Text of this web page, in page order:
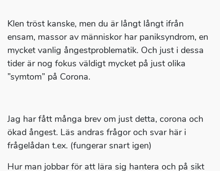
Klen tröst kanske, men du är långt långt ifrån
ensam, massor av människor har paniksyndrom, en
mycket vanlig ångestproblematik. Och just i dessa
tider är nog fokus väldigt mycket på just olika
”symtom” på Corona.
Jag har fått många brev om just detta, corona och
ökad ångest. Läs andras frågor och svar här i
frågelådan t.ex. (fungerar snart igen)
Hur man jobbar för att lära sig hantera och på sikt